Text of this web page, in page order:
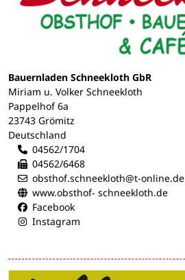
Bauernladen Schneekloth GbR
Miriam u. Volker Schneekloth
Pappelhof 6a
23743 Grömitz
Deutschland
04562/1704
04562/6468
obsthof.schneekloth@t-online.de
www.obsthof- schneekloth.de
Facebook
Instagram